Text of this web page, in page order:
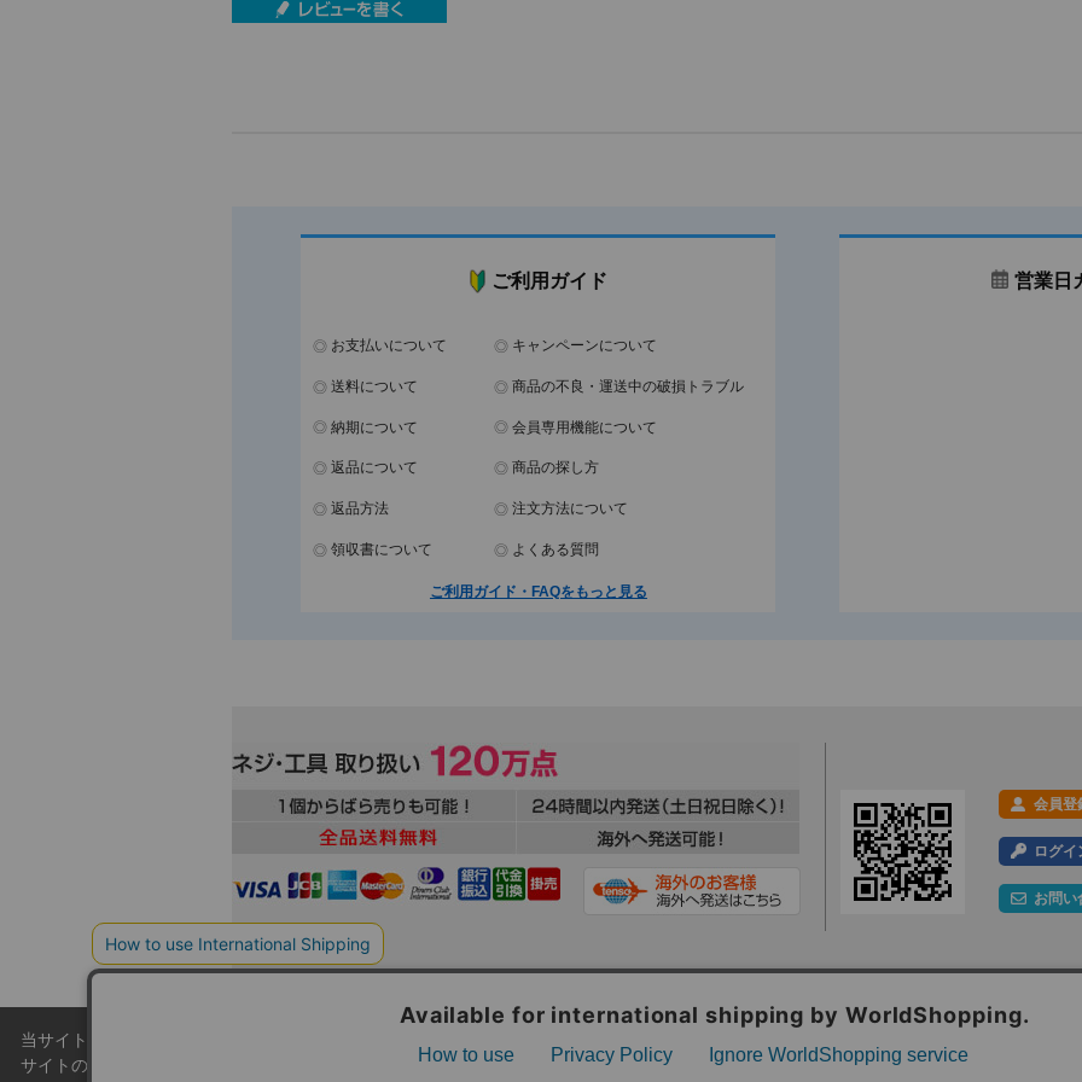
ご利用ガイド
お支払いについて キャンペーンについて
送料について 商品の不良・運送中の破損トラブル
納期について 会員専用機能について
返品について 商品の探し方
返品方法 注文方法について
領収書について よくある質問
ご利用ガイド・FAQをもっと見る
営業日
会員登
ログイ
お問い
プライバシーポリシー 特定商取引法に基づく表示
本Webサイト内のコンテンツ・文章画像への著作権は、株式会社ツルガに帰属します。一切の無断転載・転用を禁
当サイトでは利用体験の向上およびコンテンツの最適な提供、トラフィックの分析を目的としてCookieを使用しています。
サイトの閲覧を継続された場合、Cookieの利用に同意したことものといたします。